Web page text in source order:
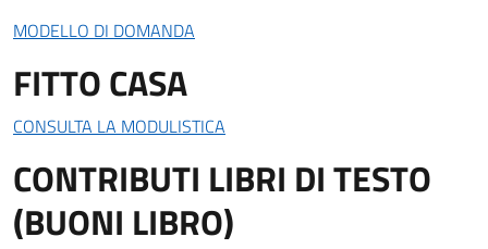
MODELLO DI DOMANDA
FITTO CASA
CONSULTA LA MODULISTICA
CONTRIBUTI LIBRI DI TESTO
(BUONI LIBRO)